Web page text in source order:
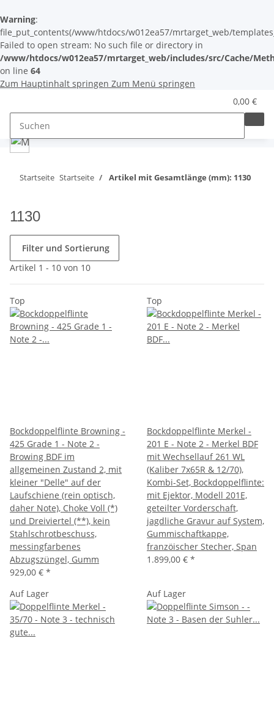
Warning:
file_put_contents(/www/htdocs/w012ea57/mrtarget_web/
Failed to open stream: No such file or directory in
/www/htdocs/w012ea57/mrtarget_web/includes/src/Cache/
on line 64
Zum Hauptinhalt springen Zum Menü springen
0,00 €
Startseite Startseite Artikel mit Gesamtlänge (mm): 1130
1130
Filter und Sortierung
Artikel 1 - 10 von 10
Top
Bockdoppelflinte Browning -
425 Grade 1 - Note 2 -
Browing BDF im
allgemeinen Zustand 2, mit
kleiner "Delle" auf der
Laufschiene (rein optisch,
daher Note), Choke Voll (*)
und Dreiviertel (**), kein
Stahlschrotbeschuss,
messingfarbenes
Abzugszüngel, Gumm
929,00 € *
Top
Bockdoppelflinte Merkel -
201 E - Note 2 - Merkel BDF
mit Wechsellauf 261 WL
(Kaliber 7x65R & 12/70),
Kombi-Set, Bockdoppelflinte:
mit Ejektor, Modell 201E,
geteilter Vorderschaft,
jagdliche Gravur auf System,
Gummischaftkappe,
franzöischer Stecher, Span
1.899,00 € *
Auf Lager Auf Lager